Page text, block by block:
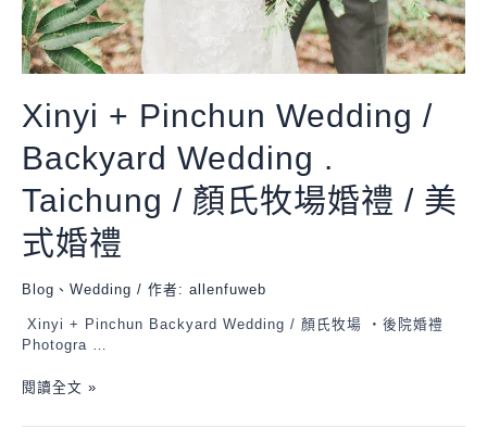
Xinyi + Pinchun Wedding /
Backyard Wedding .
Taichung / 顏氏牧場婚禮 / 美
式婚禮
Blog 、 Wedding / 作者: allenfuweb
Xinyi + Pinchun Backyard Wedding / 顏氏牧場 ・後院婚禮
Photogra …
閱讀全文 »